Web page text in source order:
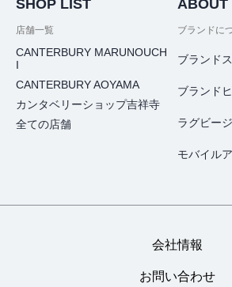
SHOP LIST
店舗一覧
CANTERBURY MARUNOUCH
I
CANTERBURY AOYAMA
カンタベリーショップ吉祥寺
全ての店舗
ABOUT
ブランドに
ブランド
ブランド
ラグビー
モバイル
会社情報
お問い合わせ